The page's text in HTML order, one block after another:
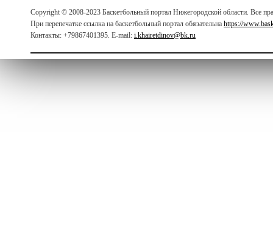
Copyright © 2008-2023 Баскетбольный портал Нижегородской области. Все
При перепечатке ссылка на баскетбольный портал обязательна https://
Контакты: +79867401395. E-mail: i.khairetdinov@bk.ru